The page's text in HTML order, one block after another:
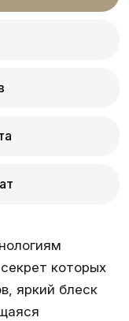
которых
яркий блеск